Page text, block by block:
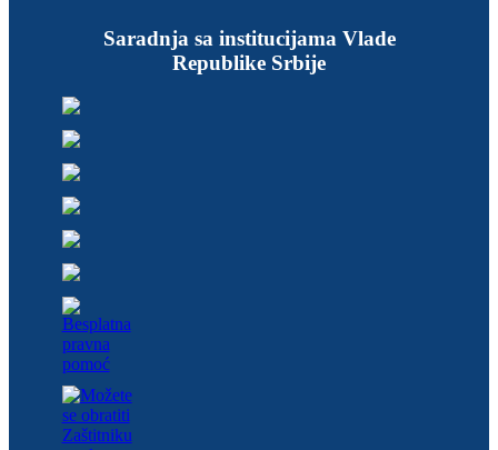
Saradnja sa institucijama Vlade
Republike Srbije